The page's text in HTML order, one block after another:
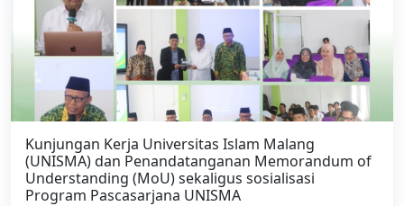
Kunjungan Kerja Universitas Islam Malang
(UNISMA) dan Penandatanganan Memorandum of
Understanding (MoU) sekaligus sosialisasi
Program Pascasarjana UNISMA